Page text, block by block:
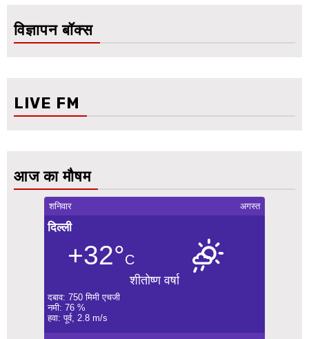
विज्ञापन बॉक्स
LIVE FM
आज का मौषम
शनिवार अगस्त
दिल्ली
+32°C
शीतोष्ण वर्षा
दबाव: 750 मिमी एचजी
नमी: 76 %
हवा: पूर्व, 2.8 m/s